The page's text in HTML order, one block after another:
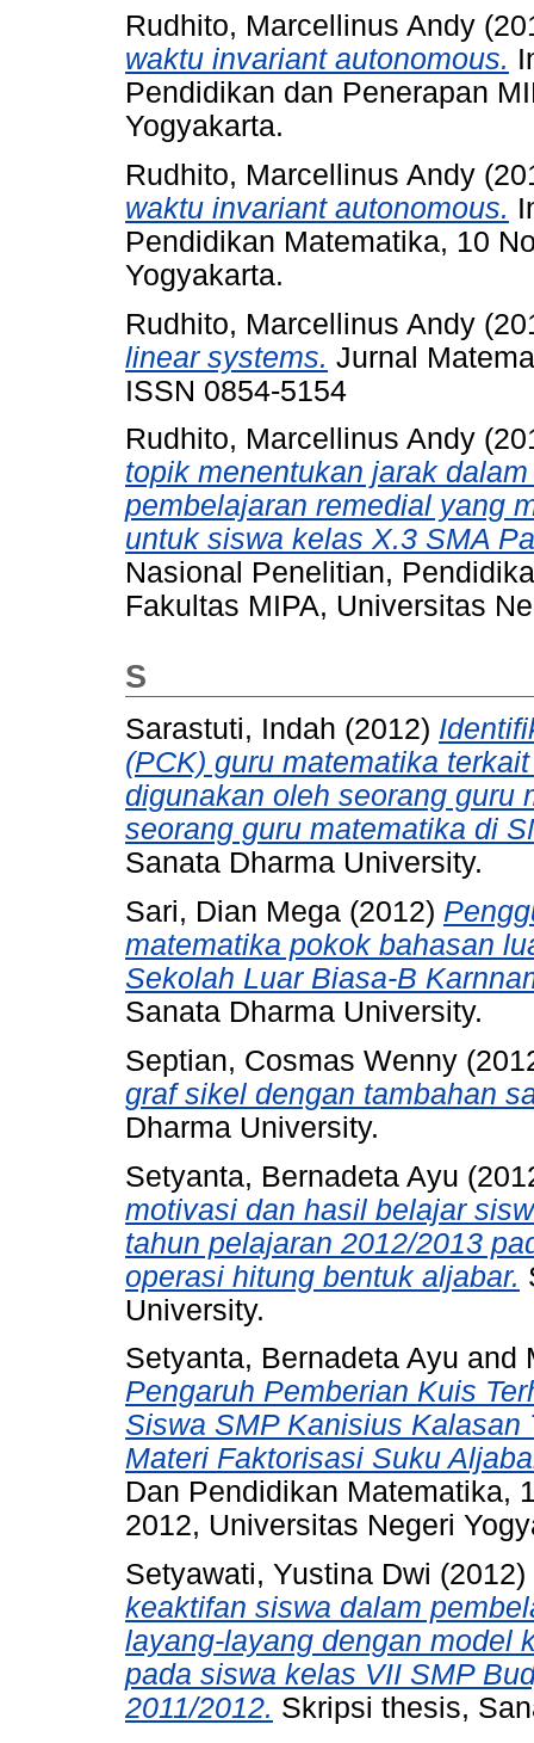
Rudhito, Marcellinus Andy
waktu invariant autonomous.
Pendidikan dan Penerapan
Yogyakarta.
Rudhito, Marcellinus Andy
waktu invariant autonomous.
Pendidikan Matematika, 10
Yogyakarta.
Rudhito, Marcellinus Andy
linear systems. Jurnal
ISSN 0854-5154
Rudhito, Marcellinus Andy
topik menentukan jarak
pembelajaran remedial yang
untuk siswa kelas X.3 SMA
Nasional Penelitian,
Fakultas MIPA, Universitas
S
Sarastuti, Indah (2012)
(PCK) guru matematika
digunakan oleh seorang guru
seorang guru matematika di
Sanata Dharma University.
Sari, Dian Mega (2012)
matematika pokok bahasan
Sekolah Luar Biasa-B
Sanata Dharma University.
Septian, Cosmas Wenny
graf sikel dengan tambahan
Dharma University.
Setyanta, Bernadeta Ayu
motivasi dan hasil belajar
tahun pelajaran 2012/2013
operasi hitung bentuk aljabar.
University.
Setyanta, Bernadeta Ayu and
Pengaruh Pemberian Kuis
Siswa SMP Kanisius Kalasan
Materi Faktorisasi Suku
Dan Pendidikan Matematika,
2012, Universitas Negeri
Setyawati, Yustina Dwi (2012)
keaktifan siswa dalam
layang-layang dengan model
pada siswa kelas VII SMP
2011/2012. Skripsi thesis,